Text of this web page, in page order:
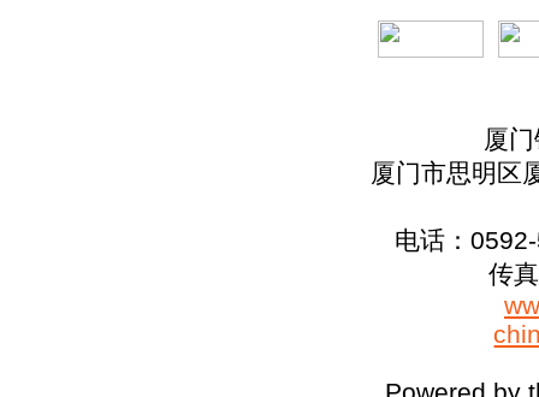
厦
厦门市思明区
电话：
传